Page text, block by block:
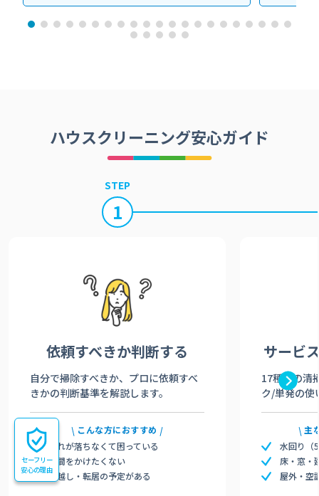
ハウスクリーニング安心ガイド
STEP
1
依頼すべきか判断する
自分で掃除すべきか、プロに依頼すべ
きかの判断基準を解説します。
こんな方におすすめ
汚れが落ちなくて困っている
時間をかけたくない
引越し・転居の予定がある
サービ
17種類の清
ク/単発の使
主
水回り（
床・窓・
屋外・空
セーフリー
安心の理由